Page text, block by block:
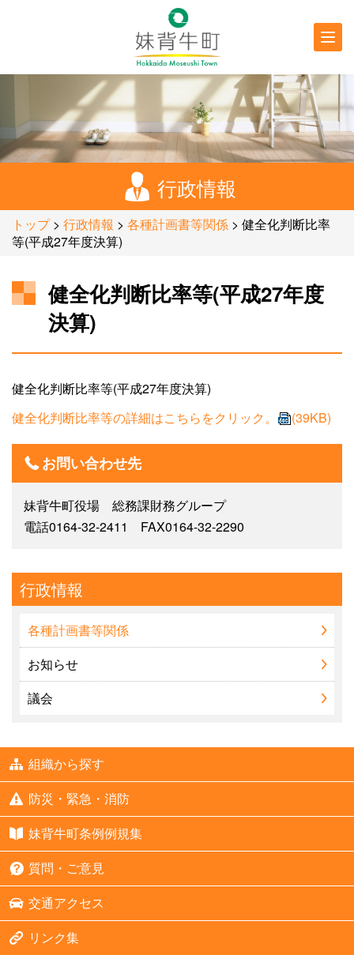
行政情報
トップ> 行政情報 > 各種計画書等関係 > 健全化判断比率
等(平成27年度決算)
健全化判断比率等(平成27年度
決算)
健全化判断比率等(平成27年度決算)
健全化判断比率等の詳細はこちらをクリック。
(39KB)
お問い合わせ先
妹背牛町役場 総務課財務グループ
電話0164-32-2411 FAX0164-32-2290
行政情報
各種計画書等関係
お知らせ
議会
組織から探す
防災・緊急・消防
妹背牛町条例例規集
質問・ご意見
交通アクセス
リンク集